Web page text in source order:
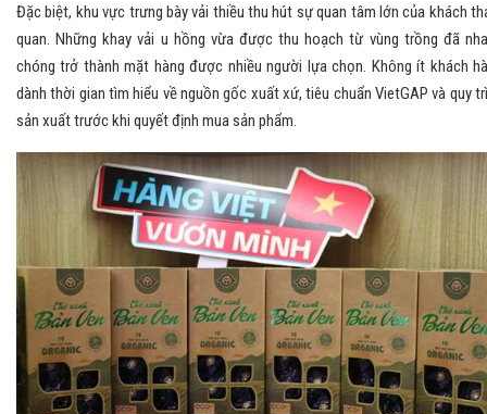
Đặc biệt, khu vực trưng bày vải thiều thu hút sự quan tâm lớn của khách
quan. Những khay vải u hồng vừa được thu hoạch từ vùng trồng đã
chóng trở thành mặt hàng được nhiều người lựa chọn. Không ít khách
dành thời gian tìm hiểu về nguồn gốc xuất xứ, tiêu chuẩn VietGAP và quy
sản xuất trước khi quyết định mua sản phẩm.